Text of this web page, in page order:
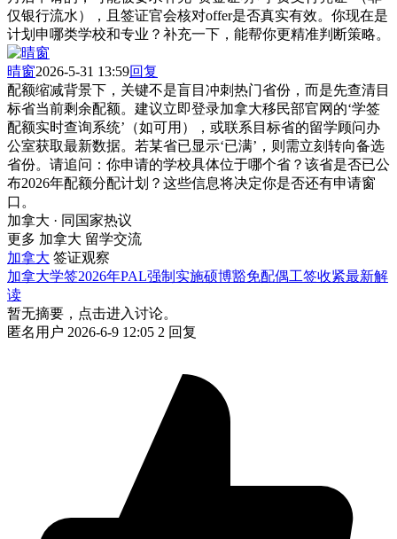
仅银行流水），且签证官会核对offer是否真实有效。你现在是
计划申哪类学校和专业？补充一下，能帮你更精准判断策略。
晴窗2026-5-31 13:59回复
配额缩减背景下，关键不是盲目冲刺热门省份，而是先查清目
标省当前剩余配额。建议立即登录加拿大移民部官网的‘学签
配额实时查询系统’（如可用），或联系目标省的留学顾问办
公室获取最新数据。若某省已显示‘已满’，则需立刻转向备选
省份。请追问：你申请的学校具体位于哪个省？该省是否已公
布2026年配额分配计划？这些信息将决定你是否还有申请窗
口。
加拿大 · 同国家热议
更多 加拿大 留学交流
加拿大 签证观察
加拿大学签2026年PAL强制实施硕博豁免配偶工签收紧最新解
读
暂无摘要，点击进入讨论。
匿名用户 2026-6-9 12:05 2 回复